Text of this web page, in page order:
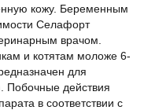
кожу. Беременным
Селафорт
врачом.
и котятам моложе 6-
для
Побочные действия
в соответствии с